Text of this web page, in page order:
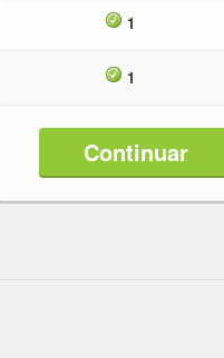
1
1
Continuar